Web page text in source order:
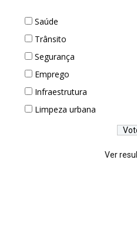
Saúde
Trânsito
Segurança
Emprego
Infraestrutura
Limpeza urbana
Ver